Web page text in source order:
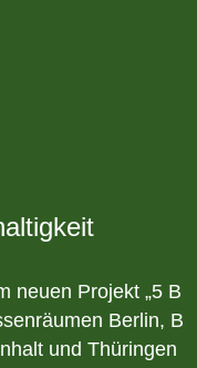
neuen Projekt „5 B
Berlin, B
und Thüringen